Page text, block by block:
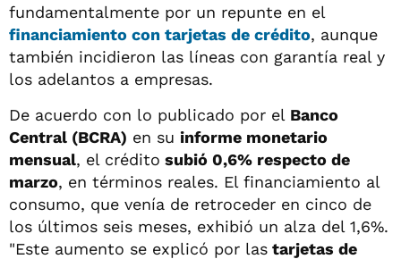
fundamentalmente por un repunte en el
financiamiento con tarjetas de crédito, aunque
también incidieron las líneas con garantía real y
los adelantos a empresas.
De acuerdo con lo publicado por el Banco
Central (BCRA) en su informe monetario
mensual, el crédito subió 0,6% respecto de
marzo, en términos reales. El financiamiento al
consumo, que venía de retroceder en cinco de
los últimos seis meses, exhibió un alza del 1,6%.
"Este aumento se explicó por las tarjetas de